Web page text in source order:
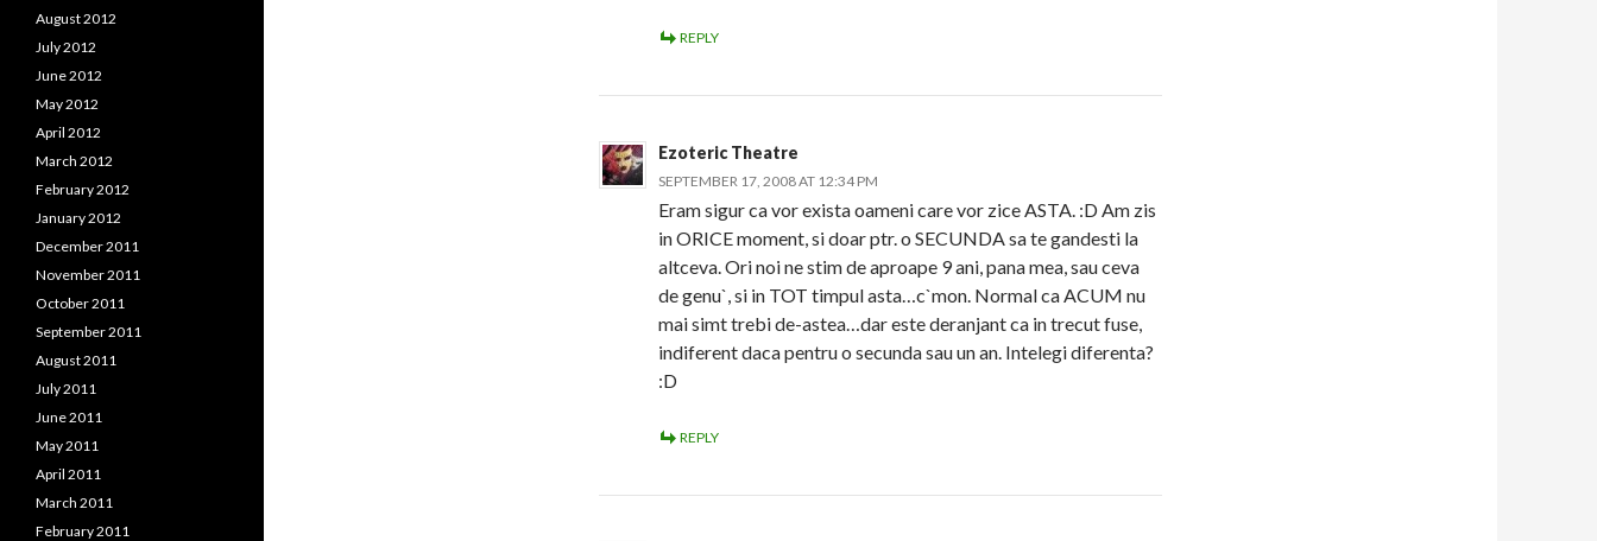
REPLY
Ezoteric Theatre
SEPTEMBER 17, 2008 AT 12:34 PM
Eram sigur ca vor exista oameni care vor zice ASTA. :D Am zis
in ORICE moment, si doar ptr. o SECUNDA sa te gandesti la
altceva. Ori noi ne stim de aproape 9 ani, pana mea, sau ceva
de genu`, si in TOT timpul asta…c`mon. Normal ca ACUM nu
mai simt trebi de-astea…dar este deranjant ca in trecut fuse,
indiferent daca pentru o secunda sau un an. Intelegi diferenta?
:D
REPLY
August 2012
July 2012
June 2012
May 2012
April 2012
March 2012
February 2012
January 2012
December 2011
November 2011
October 2011
September 2011
August 2011
July 2011
June 2011
May 2011
April 2011
March 2011
February 2011